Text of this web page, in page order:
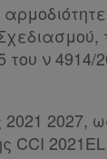
ν 4914/
2027,